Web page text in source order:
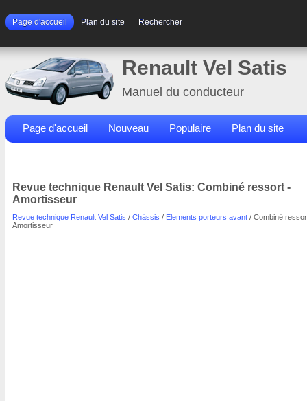
Page d'accueil Plan du site Rechercher
Renault Vel Satis
Manuel du conducteur
Page d'accueil Nouveau Populaire Plan du site
Revue technique Renault Vel Satis: Combiné ressort -
Amortisseur
Revue technique Renault Vel Satis / Châssis / Elements porteurs avant / Combiné
Amortisseur